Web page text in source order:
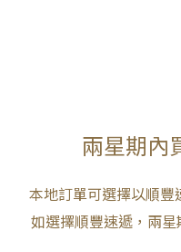
兩星期內
本地訂單可選擇以順豐
如選擇順豐速遞，兩星